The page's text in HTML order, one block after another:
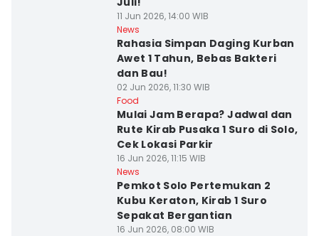
11 Jun 2026, 14:00 WIB
News
Rahasia Simpan Daging Kurban
Awet 1 Tahun, Bebas Bakteri
dan Bau!
02 Jun 2026, 11:30 WIB
Food
Mulai Jam Berapa? Jadwal dan
Rute Kirab Pusaka 1 Suro di Solo,
Cek Lokasi Parkir
16 Jun 2026, 11:15 WIB
News
Pemkot Solo Pertemukan 2
Kubu Keraton, Kirab 1 Suro
Sepakat Bergantian
16 Jun 2026, 08:00 WIB